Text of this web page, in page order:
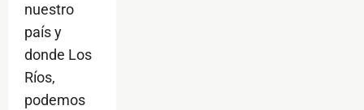
nuestro
país y
donde Los
Ríos,
podemos